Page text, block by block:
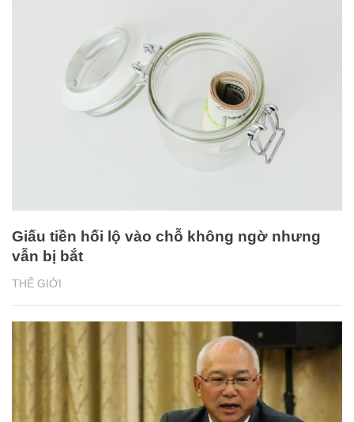
THẾ GIỚI
Giấu tiền hối lộ vào chỗ không ngờ nhưng
vẫn bị bắt